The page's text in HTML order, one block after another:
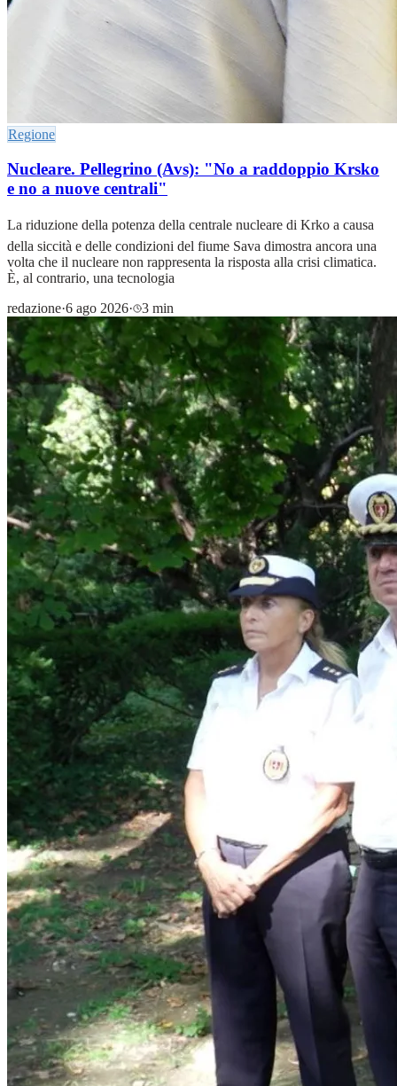
Regione
Nucleare. Pellegrino (Avs): "No a raddoppio Krsko
e no a nuove centrali"
La riduzione della potenza della centrale nucleare di Krko a causa
della siccità e delle condizioni del fiume Sava dimostra ancora una
volta che il nucleare non rappresenta la risposta alla crisi climatica.
È, al contrario, una tecnologia
redazione·6 ago 2026· 3 min